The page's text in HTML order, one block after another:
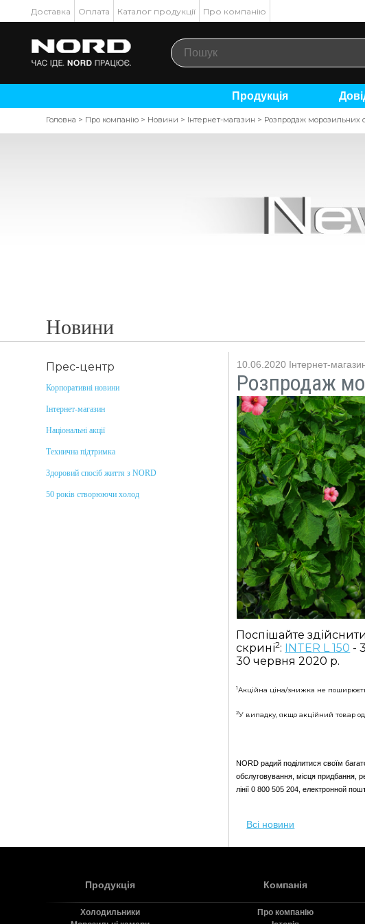
Доставка Оплата Каталог продукції Про компанію
Продукція
Головна > Про компанію > Новини > Інтернет-магазин > Розпродаж морозильних
Новини
10.06.2020 Інтернет-
Розпродаж
Поспішайте
скрині2: INTER L 150 -
30 червня 2020 р.
1Акційна ціна/знижка не
2У випадку, якщо акційний товар
NORD радий поділитися своїм
обслуговування, місця придбання,
лінії 0 800 505 204, електронной
Всі новини
Прес-центр
Корпоративні новини
Інтернет-магазин
Національні акції
Технична підтримка
Здоровий спосіб життя з NORD
50 років створюючи холод
Продукція
Холодильники
Компанія
Про компанію